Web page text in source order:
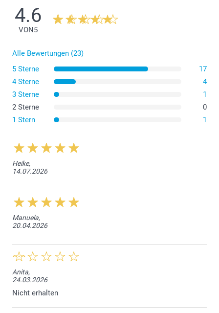
4.6
VON5
Alle Bewertungen (23)
5 Sterne
17
4 Sterne
4
3 Sterne
1
2 Sterne
0
1 Stern
1
Heike,
14.07.2026
Manuela,
20.04.2026
Anita,
24.03.2026
Nicht erhalten